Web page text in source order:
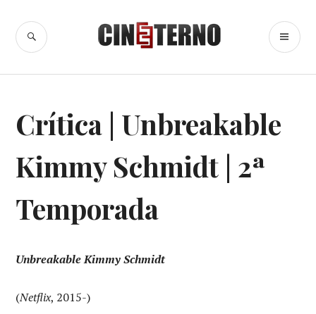
para
conteúdo
Cine Eterno
BUSCA
DE
TV
Crítica | Unbreakable
Kimmy Schmidt | 2ª
Temporada
Unbreakable Kimmy Schmidt
(Netflix, 2015-)